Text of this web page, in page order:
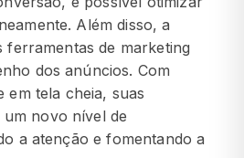
Além disso, a
ferramentas de marketing
dos anúncios. Com
em tela cheia, suas
novo nível de
a atenção e fomentando a